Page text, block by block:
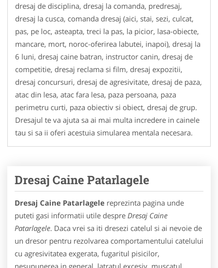
dresaj de disciplina, dresaj la comanda, predresaj,
dresaj la cusca, comanda dresaj (aici, stai, sezi, culcat,
pas, pe loc, asteapta, treci la pas, la picior, lasa-obiecte,
mancare, mort, noroc-oferirea labutei, inapoi), dresaj la
6 luni, dresaj caine batran, instructor canin, dresaj de
competitie, dresaj reclama si film, dresaj expozitii,
dresaj concursuri, dresaj de agresivitate, dresaj de paza,
atac din lesa, atac fara lesa, paza persoana, paza
perimetru curti, paza obiectiv si obiect, dresaj de grup.
Dresajul te va ajuta sa ai mai multa incredere in cainele
tau si sa ii oferi acestuia simularea mentala necesara.
Dresaj Caine Patarlagele
Dresaj Caine Patarlagele reprezinta pagina unde
puteti gasi informatii utile despre Dresaj Caine
Patarlagele. Daca vrei sa iti dresezi catelul si ai nevoie de
un dresor pentru rezolvarea comportamentului catelului
cu agresivitatea exgerata, fugaritul pisicilor,
nesupunerea in general, latratul excesiv, muscatul,